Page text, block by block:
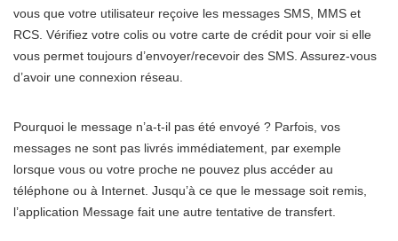
vous que votre utilisateur reçoive les messages SMS, MMS et
RCS. Vérifiez votre colis ou votre carte de crédit pour voir si elle
vous permet toujours d’envoyer/recevoir des SMS. Assurez-vous
d’avoir une connexion réseau.
Pourquoi le message n’a-t-il pas été envoyé ? Parfois, vos
messages ne sont pas livrés immédiatement, par exemple
lorsque vous ou votre proche ne pouvez plus accéder au
téléphone ou à Internet. Jusqu’à ce que le message soit remis,
l’application Message fait une autre tentative de transfert.